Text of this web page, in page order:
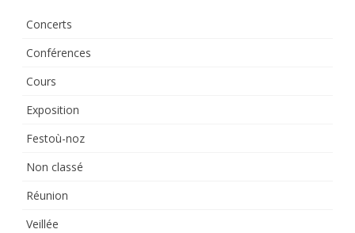
Concerts
Conférences
Cours
Exposition
Festoù-noz
Non classé
Réunion
Veillée